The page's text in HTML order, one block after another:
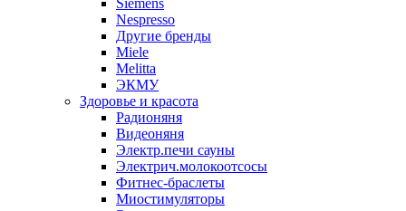
Siemens
Nespresso
Другие бренды
Miele
Melitta
ЭКМУ
Здоровье и красота
Радионяня
Видеоняня
Электр.печи сауны
Электрич.молокоотсосы
Фитнес-браслеты
Миостимуляторы